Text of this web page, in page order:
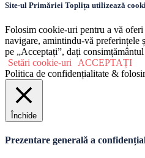
Site-ul Primăriei Toplița utilizează
Folosim cookie-uri pentru a vă oferi
navigare, amintindu-vă preferințele
pe „Acceptați”, dați
Setări cookie-uri
ACCEPTAȚI
Politica de confidențialitate &
Închide
Prezentare generală a